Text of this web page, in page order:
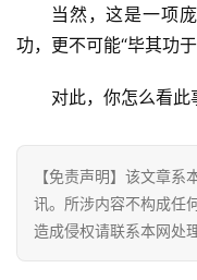
页
业
消
当然，这是一项
功，更不可能“毕其功于
对此，你怎么看此
【免责声明】该文章
讯。所涉内容不构成任
造成侵权请联系本网处理